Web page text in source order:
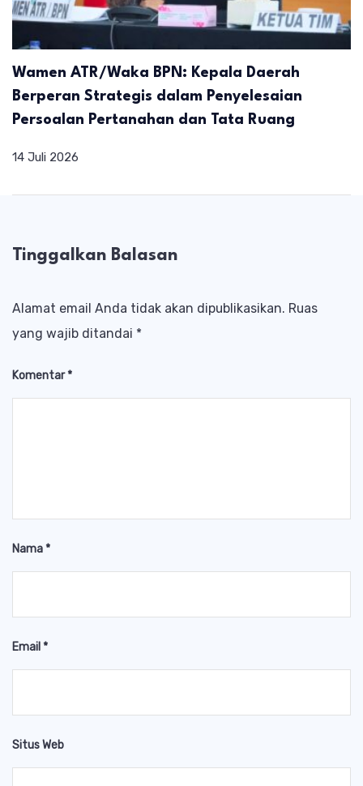
Wamen ATR/Waka BPN: Kepala Daerah
Berperan Strategis dalam Penyelesaian
Persoalan Pertanahan dan Tata Ruang
14 Juli 2026
Tinggalkan Balasan
Alamat email Anda tidak akan dipublikasikan. Ruas
yang wajib ditandai *
Komentar*
Nama*
Email *
Situs Web